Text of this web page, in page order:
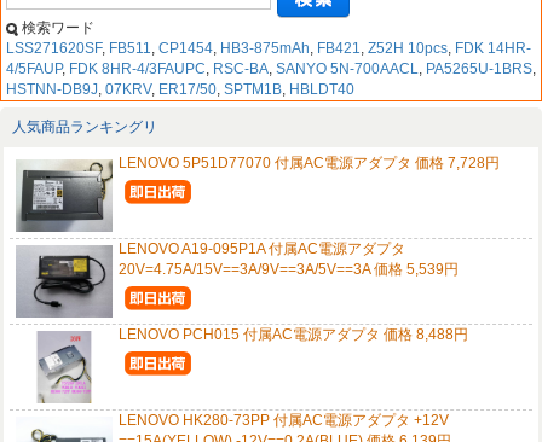
検索ワード
LSS271620SF, FB511, CP1454, HB3-875mAh, FB421, Z52H 10pcs, FDK 14HR-
4/5FAUP, FDK 8HR-4/3FAUPC, RSC-BA, SANYO 5N-700AACL, PA5265U-1BRS,
HSTNN-DB9J, 07KRV, ER17/50, SPTM1B, HBLDT40
人気商品ランキングリ
LENOVO 5P51D77070 付属AC電源アダプタ 価格 7,728円
LENOVO A19-095P1A 付属AC電源アダプタ
20V=4.75A/15V==3A/9V==3A/5V==3A 価格 5,539円
LENOVO PCH015 付属AC電源アダプタ 価格 8,488円
LENOVO HK280-73PP 付属AC電源アダプタ +12V